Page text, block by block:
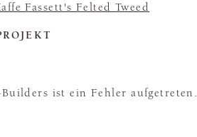
Fassett's Felted Tweed
ist ein Fehler aufgetreten.